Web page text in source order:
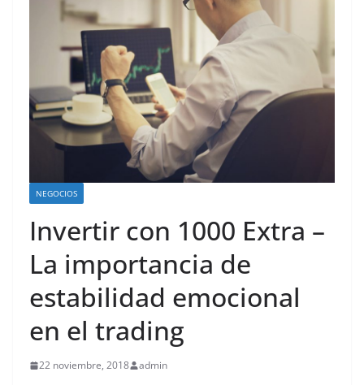
NEGOCIOS
Invertir con 1000 Extra –
La importancia de
estabilidad emocional
en el trading
22 noviembre, 2018 admin